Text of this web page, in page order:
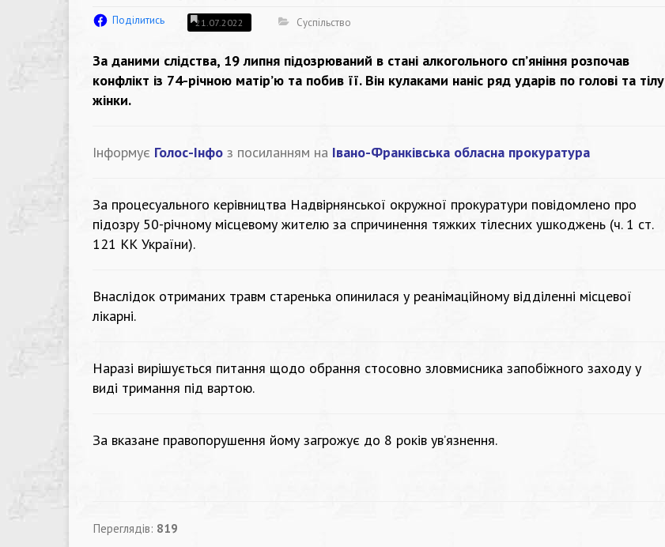
Поділитись 21.07.2022 Суспільство
За даними слідства, 19 липня підозрюваний в стані алкогольного сп’яніння розпочав
конфлікт із 74-річною матір’ю та побив її. Він кулаками наніс ряд ударів по голові та тілу
жінки.
Інформує Голос-Інфо з посиланням на Івано-Франківська обласна прокуратура
За процесуального керівництва Надвірнянської окружної прокуратури повідомлено про
підозру 50-річному місцевому жителю за спричинення тяжких тілесних ушкоджень (ч. 1 ст.
121 КК України).
Внаслідок отриманих травм старенька опинилася у реанімаційному відділенні місцевої
лікарні.
Наразі вирішується питання щодо обрання стосовно зловмисника запобіжного заходу у
виді тримання під вартою.
За вказане правопорушення йому загрожує до 8 років ув’язнення.
Переглядів: 819